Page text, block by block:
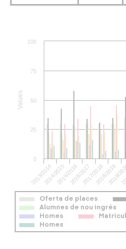
Values
Oferta de places
Alumnes de nou ingrés
Homes
Homes
2013/20142014/20152015/20162016/20172017/20182018/2019
2019/
0
25
50
75
100